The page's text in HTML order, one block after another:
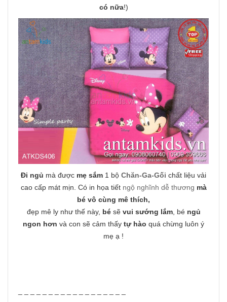
có nữa!)
Đi ngủ mà được mẹ sắm 1 bộ Chăn-Ga-Gối chất liệu vải
cao cấp mát mịn. Có in họa tiết ngộ nghĩnh dễ thương mà
bé vô cùng mê thích,
đẹp mê ly như thế này, bésẽ vui sướng lắm, bé ngủ
ngon hơn và con sẽ cảm thấy tự hào quá chừng luôn ý
mẹ ạ !